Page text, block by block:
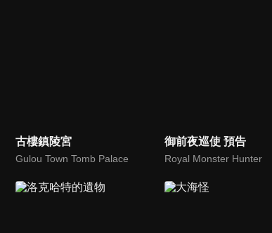
古樓鎮陵宮
Gulou Town Tomb Palace
御前夜巡使 預告
Royal Monster Hunter